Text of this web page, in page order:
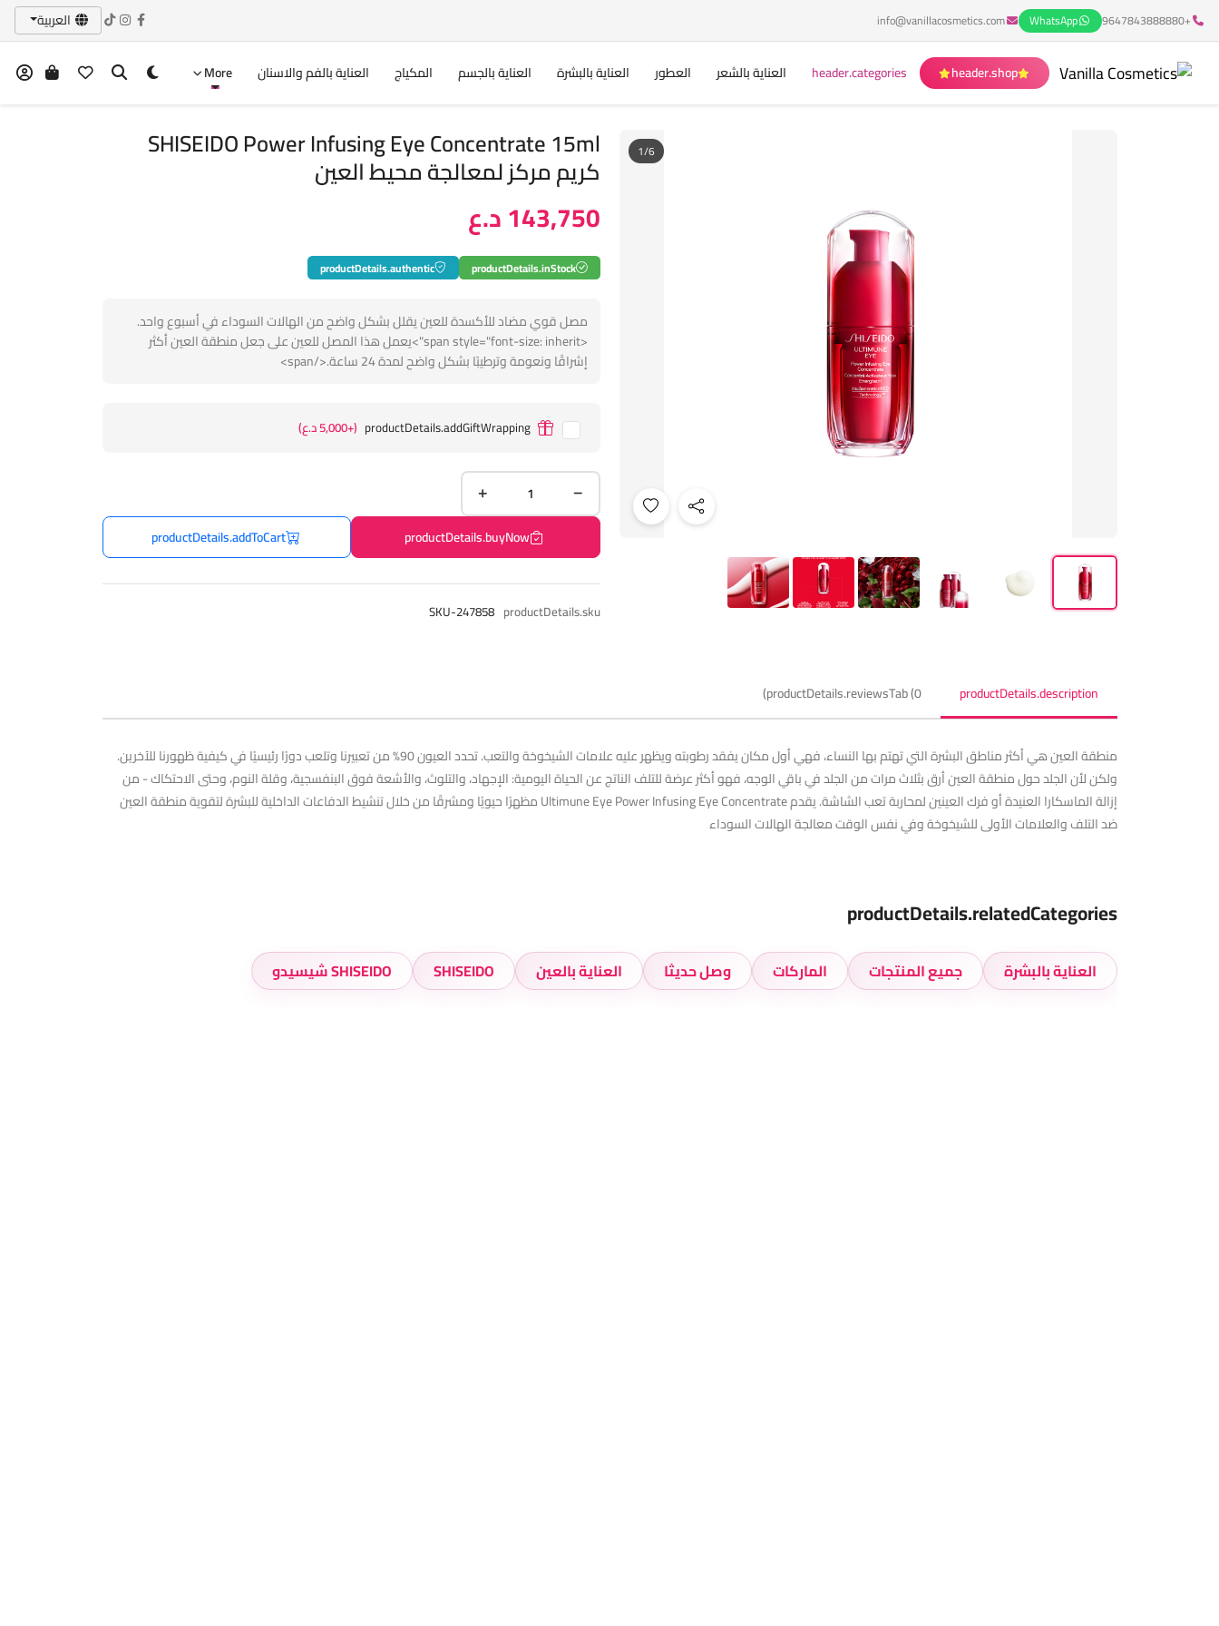
+9647843888880
WhatsApp
info@vanillacosmetics.com العربية
header.shop
header.categories العناية بالشعر العطور العناية بالبشرة العناية بالجسم المكياج العناية بالفم والاسنان More
1/6
SHISEIDO Power Infusing Eye Concentrate 15ml
كريم مركز لمعالجة محيط العين
143,750 د.ع
productDetails.inStock
productDetails.authentic
مصل قوي مضاد للأكسدة للعين يقلل بشكل واضح من الهالات السوداء في أسبوع واحد.
<span style="font-size: inherit">يعمل هذا المصل للعين على جعل منطقة العين أكثر
إشراقًا ونعومة وترطيبًا بشكل واضح لمدة 24 ساعة.</span>
productDetails.addGiftWrapping (+5,000 د.ع)
productDetails.buyNow
productDetails.addToCart
productDetails.sku
SKU-247858
productDetails.description
productDetails.reviewsTab (0)
منطقة العين هي أكثر مناطق البشرة التي تهتم بها النساء، فهي أول مكان يفقد رطوبته ويظهر عليه علامات الشيخوخة والتعب. تحدد العيون 90% من تعبيرنا وتلعب دورًا رئيسيًا في كيفية ظهورنا للآخرين.
ولكن لأن الجلد حول منطقة العين أرق بثلاث مرات من الجلد في باقي الوجه، فهو أكثر عرضة للتلف الناتج عن الحياة اليومية: الإجهاد، والتلوث، والأشعة فوق البنفسجية، وقلة النوم، وحتى الاحتكاك - من
إزالة الماسكارا العنيدة أو فرك العينين لمحاربة تعب الشاشة. يقدم Ultimune Eye Power Infusing Eye Concentrate مظهرًا حيويًا ومشرقًا من خلال تنشيط الدفاعات الداخلية للبشرة لتقوية منطقة العين
ضد التلف والعلامات الأولى للشيخوخة وفي نفس الوقت معالجة الهالات السوداء
productDetails.relatedCategories
العناية بالبشرة جميع المنتجات الماركات وصل حديثا العناية بالعين SHISEIDO SHISEIDO شيسيدو